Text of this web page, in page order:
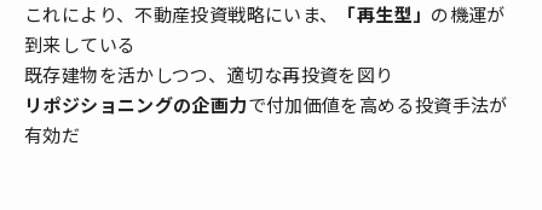
これにより、不動産投資戦略にいま、
「再生型」 の機運が
到来している
既存建物を活かしつつ、適切な再投資を図り
リポジショニングの企画力で付加価値を高める投資手法が
有効だ